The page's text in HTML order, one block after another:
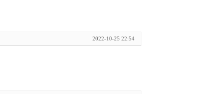
2022-10-25 22:54